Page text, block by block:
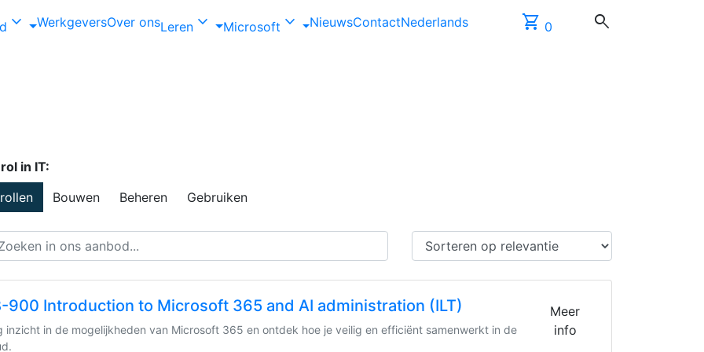
expand_more WerkgeversOver onsLeren expand_more Microsoft expand_more NieuwsContactNederlands shopping_cart 0
search
in IT:
Bouwen Beheren Gebruiken
900 Introduction to Microsoft 365 and AI administration (ILT)
inzicht in de mogelijkheden van Microsoft 365 en ontdek hoe je veilig en efficiënt samenwerkt in de
Meer
info